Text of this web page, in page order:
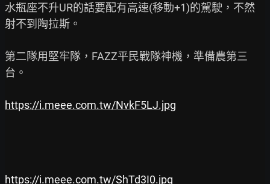
水瓶座不升UR的話要配有高速(移動+1)的駕駛，不然
射不到陶拉斯。
第二隊用堅牢隊，FAZZ平民戰隊神機，準備農第三
台。
https://i.meee.com.tw/NvkF5LJ.jpg
https://i.meee.com.tw/ShTd3I0.jpg